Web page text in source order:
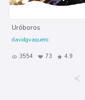
Uróboros
davidgvaquero
3554 73 4.9